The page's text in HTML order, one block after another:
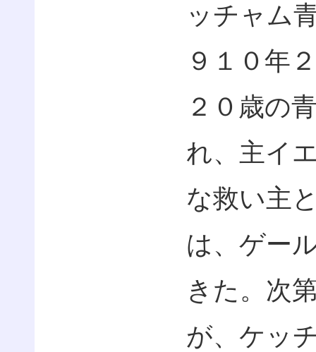
ッチャム
９１０年
２０歳の
れ、主イ
な救い主
は、ゲー
きた。次
が、ケッ